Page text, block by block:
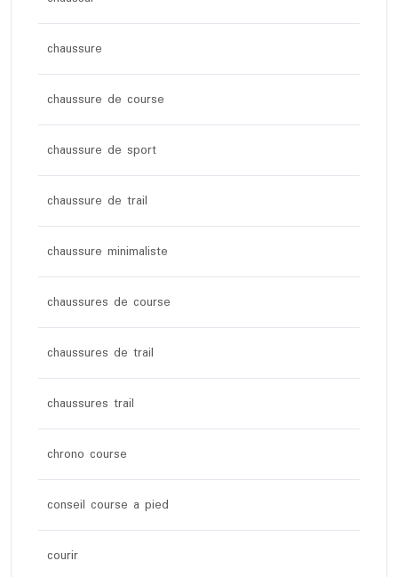
chaussure
chaussure de course
chaussure de sport
chaussure de trail
chaussure minimaliste
chaussures de course
chaussures de trail
chaussures trail
chrono course
conseil course a pied
courir